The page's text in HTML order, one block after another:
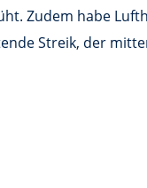
Zudem habe
Streik, der